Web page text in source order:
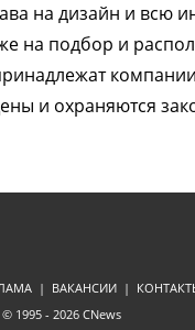
на дизайн и всю
на подбор и
и охраняются
| ВАКАНСИИ |
1995 - 2026 CNews